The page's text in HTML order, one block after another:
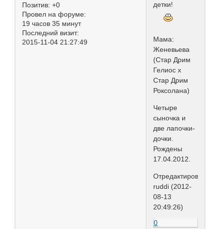
Позитив: +0
Провел на форуме:
19 часов 35 минут
Последний визит:
2015-11-04 21:27:49
детки!
Мама:
Женевьева
(Стар Дрим
Гелиос х
Стар Дрим
Роксолана)
Четыре
сыночка и
две лапочки-
дочки.
Рождены
17.04.2012.
Отредактировано
ruddi (2012-
08-13
20:49:26)
0